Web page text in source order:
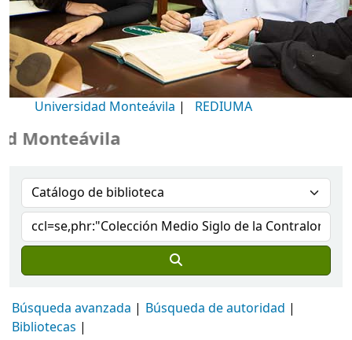
Universidad Monteávila | REDIUMA
Búsqueda avanzada
Búsqueda de autoridad
Bibliotecas